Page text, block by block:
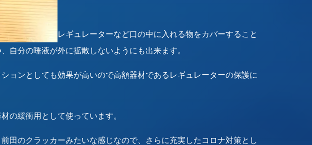
レギュレーターなど口の中に入れる物をカバーすること
自分の唾液が外に拡散しないようにも出来ます。
ョンとしても効果が高いので高額器材であるレギュレーターの保護に
の緩衝用として使っています。
田のクラッカーみたいな感じなので、さらに充実したコロナ対策とし